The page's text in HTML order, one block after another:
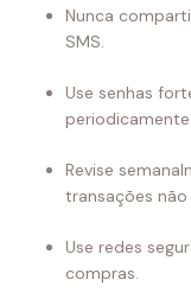
Nunca
SMS.
Use senhas
periodicamente.
Revise
transações
Use redes
compras.